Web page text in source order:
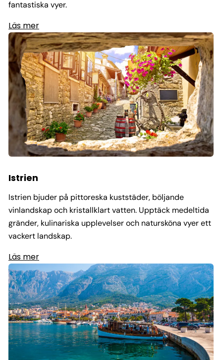
fantastiska vyer.
Läs mer
Istrien
Istrien bjuder på pittoreska kuststäder, böljande
vinlandskap och kristallklart vatten. Upptäck medeltida
gränder, kulinariska upplevelser och natursköna vyer ett
vackert landskap.
Läs mer